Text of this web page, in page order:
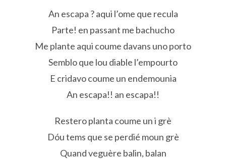
An escapa ? aqui l’ome que recula
Parte! en passant me bachucho
Me plante aqui coume davans uno porto
Semblo que lou diable l’empourto
E cridavo coume un endemounia
An escapa!! an escapa!!
Restero planta coume un i grè
Dóu tems que se perdié moun grè
Quand veguère balin, balan